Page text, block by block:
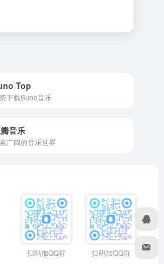
Top
下载Suno音乐
音乐
广阔的音乐世界
扫码加QQ群 扫码加QQ群